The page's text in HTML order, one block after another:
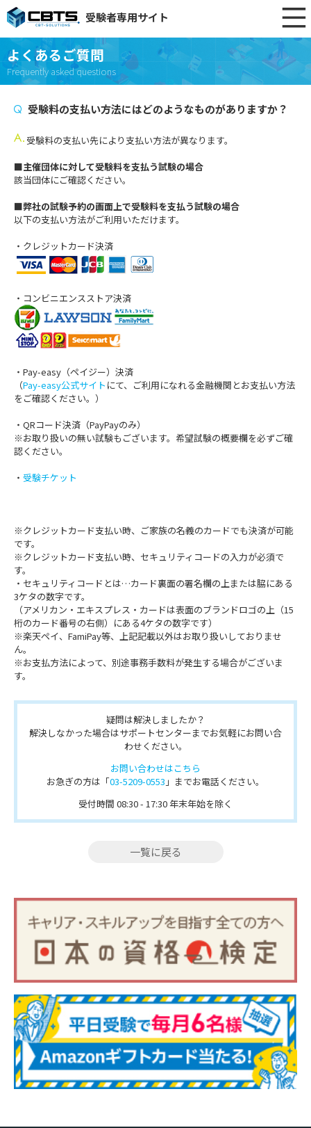
受験者専用サイト
よくあるご質問
Frequently asked questions
受験料の支払い方法にはどのようなものがありますか？
受験料の支払い先により支払い方法が異なります。
■主催団体に対して受験料を支払う試験の場合
該当団体にご確認ください。
■弊社の試験予約の画面上で受験料を支払う試験の場合
以下の支払い方法がご利用いただけます。
・クレジットカード決済
・コンビニエンスストア決済
・Pay-easy（ペイジー）決済
（Pay-easy公式サイト にて、ご利用になれる金融機関とお支払い方法
をご確認ください。）
・QRコード決済（PayPayのみ）
※お取り扱いの無い試験もございます。希望試験の概要欄を必ずご確
認ください。
・ 受験チケット
※クレジットカード支払い時、ご家族の名義のカードでも決済が可能
です。
※クレジットカード支払い時、セキュリティコードの入力が必須で
す。
・セキュリティコードとは…カード裏面の署名欄の上または脇にある
3ケタの数字です。
（アメリカン・エキスプレス・カードは表面のブランドロゴの上（15
桁のカード番号の右側）にある4ケタの数字です）
※楽天ペイ、FamiPay等、上記記載以外はお取り扱いしておりませ
ん。
※お支払方法によって、別途事務手数料が発生する場合がございま
す。
疑問は解決しましたか？
解決しなかった場合はサポートセンターまでお気軽にお問い合
わせください。
お問い合わせはこちら
お急ぎの方は「03-5209-0553 」までお電話ください。
受付時間 08:30 - 17:30 年末年始を除く
一覧に戻る